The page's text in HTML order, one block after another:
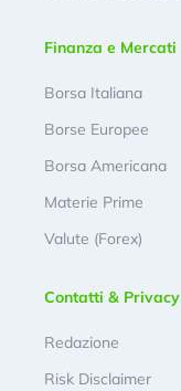
Finanza e Mercati
Borsa Italiana
Borse Europee
Borsa Americana
Materie Prime
Valute (Forex)
Contatti & Privacy
Redazione
Risk Disclaimer